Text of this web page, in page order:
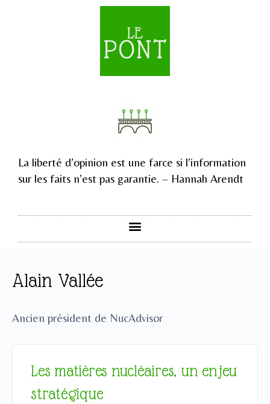
La liberté d’opinion est une farce si l’information
sur les faits n’est pas garantie. – Hannah Arendt
Alain Vallée
Ancien président de NucAdvisor
Les matières nucléaires, un enjeu
stratégique